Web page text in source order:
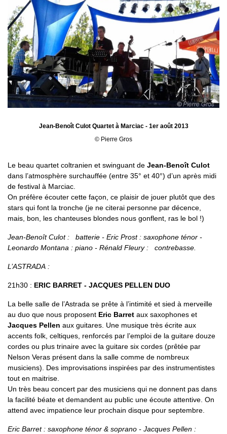
Jean-Benoît Culot Quartet à Marciac - 1er août 2013
© Pierre Gros
Le beau quartet coltranien et swinguant de Jean-Benoît Culot
dans l’atmosphère surchauffée (entre 35° et 40°) d’un après midi
de festival à Marciac.
On préfère écouter cette façon, ce plaisir de jouer plutôt que des
stars qui font la tronche (je ne citerai personne par décence,
mais, bon, les chanteuses blondes nous gonflent, ras le bol !)
Jean-Benoît Culot : batterie - Eric Prost : saxophone ténor -
Leonardo Montana : piano - Rénald Fleury : contrebasse.
L’ASTRADA :
21h30 : ERIC BARRET - JACQUES PELLEN DUO
La belle salle de l’Astrada se prête à l’intimité et sied à merveille
au duo que nous proposent Eric Barret aux saxophones et
Jacques Pellen aux guitares. Une musique très écrite aux
accents folk, celtiques, renforcés par l’emploi de la guitare douze
cordes ou plus trinaire avec la guitare six cordes (prêtée par
Nelson Veras présent dans la salle comme de nombreux
musiciens). Des improvisations inspirées par des instrumentistes
tout en maitrise.
Un très beau concert par des musiciens qui ne donnent pas dans
la facilité béate et demandent au public une écoute attentive. On
attend avec impatience leur prochain disque pour septembre.
Eric Barret : saxophone ténor & soprano - Jacques Pellen :